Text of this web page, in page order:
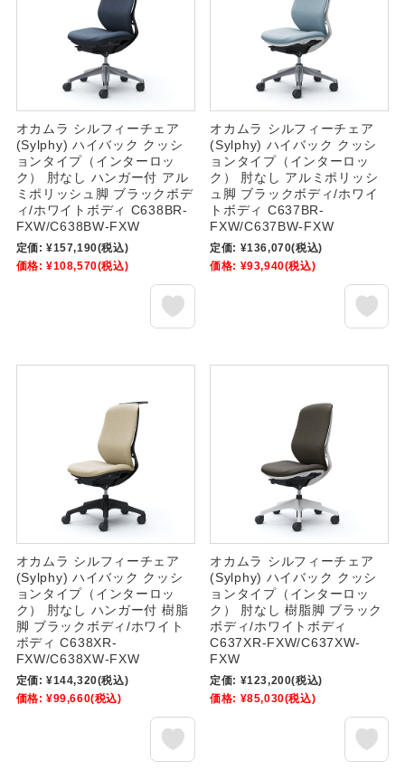
オカムラ シルフィーチェア
(Sylphy) ハイバック クッシ
ョンタイプ（インターロッ
ク） 肘なし ハンガー付 アル
ミポリッシュ脚 ブラックボデ
ィ/ホワイトボディ C638BR-
FXW/C638BW-FXW
定価: ¥157,190(税込)
価格: ¥108,570(税込)
オカムラ シルフィーチェア
(Sylphy) ハイバック クッシ
ョンタイプ（インターロッ
ク） 肘なし アルミポリッシ
ュ脚 ブラックボディ/ホワイ
トボディ C637BR-
FXW/C637BW-FXW
定価: ¥136,070(税込)
価格: ¥93,940(税込)
オカムラ シルフィーチェア
(Sylphy) ハイバック クッシ
ョンタイプ（インターロッ
ク） 肘なし ハンガー付 樹脂
脚 ブラックボディ/ホワイト
ボディ C638XR-
FXW/C638XW-FXW
定価: ¥144,320(税込)
価格: ¥99,660(税込)
オカムラ シルフィーチェア
(Sylphy) ハイバック クッシ
ョンタイプ（インターロッ
ク） 肘なし 樹脂脚 ブラック
ボディ/ホワイトボディ
C637XR-FXW/C637XW-
FXW
定価: ¥123,200(税込)
価格: ¥85,030(税込)